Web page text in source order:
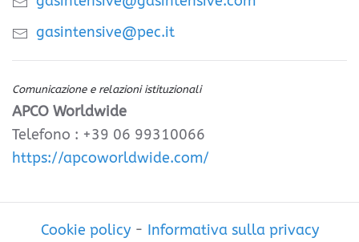
gasintensive@pec.it
Comunicazione e relazioni istituzionali
APCO Worldwide
Telefono : +39 06 99310066
https://apcoworldwide.com/
Cookie policy- Informativa sulla privacy